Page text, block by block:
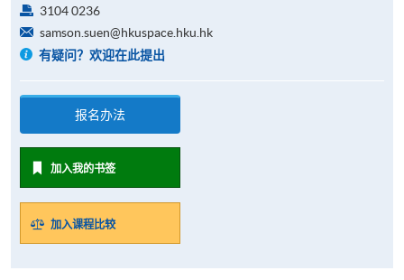
3104 0236
samson.suen@hkuspace.hku.hk
有疑问？欢迎在此提出
报名办法
加入我的书签
加入课程比较